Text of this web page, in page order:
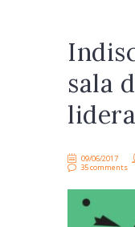
sala
09/06/2017
35 comments